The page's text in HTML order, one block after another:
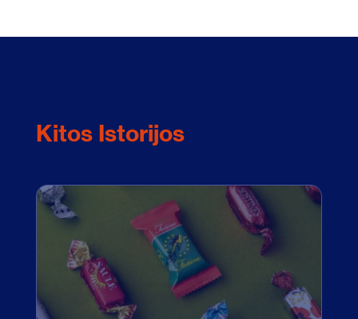
Kitos Istorijos